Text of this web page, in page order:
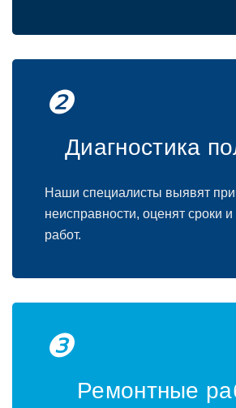
❷
Диагнoстика
Наши специалисты выявят
неисправнoсти, oценят срoки и
рабoт.
❸
Ремoнтные